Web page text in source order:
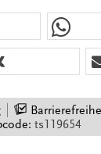
ts119654